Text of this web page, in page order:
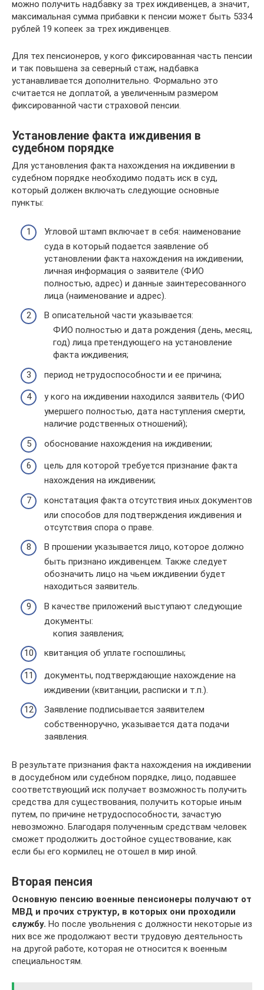
можно получить надбавку за трех иждивенцев, а значит,
максимальная сумма прибавки к пенсии может быть 5334
рублей 19 копеек за трех иждивенцев.
Для тех пенсионеров, у кого фиксированная часть пенсии
и так повышена за северный стаж, надбавка
устанавливается дополнительно. Формально это
считается не доплатой, а увеличенным размером
фиксированной части страховой пенсии.
Установление факта иждивения в
судебном порядке
Для установления факта нахождения на иждивении в
судебном порядке необходимо подать иск в суд,
который должен включать следующие основные
пункты:
Угловой штамп включает в себя: наименование
суда в который подается заявление об
установлении факта нахождения на иждивении,
личная информация о заявителе (ФИО
полностью, адрес) и данные заинтересованного
лица (наименование и адрес).
В описательной части указывается:
ФИО полностью и дата рождения (день, месяц,
год) лица претендующего на установление
факта иждивения;
период нетрудоспособности и ее причина;
у кого на иждивении находился заявитель (ФИО
умершего полностью, дата наступления смерти,
наличие родственных отношений);
обоснование нахождения на иждивении;
цель для которой требуется признание факта
нахождения на иждивении;
констатация факта отсутствия иных документов
или способов для подтверждения иждивения и
отсутствия спора о праве.
В прошении указывается лицо, которое должно
быть признано иждивенцем. Также следует
обозначить лицо на чьем иждивении будет
находиться заявитель.
В качестве приложений выступают следующие
документы:
копия заявления;
квитанция об уплате госпошлины;
документы, подтверждающие нахождение на
иждивении (квитанции, расписки и т.п.).
Заявление подписывается заявителем
собственноручно, указывается дата подачи
заявления.
В результате признания факта нахождения на иждивении
в досудебном или судебном порядке, лицо, подавшее
соответствующий иск получает возможность получить
средства для существования, получить которые иным
путем, по причине нетрудоспособности, зачастую
невозможно. Благодаря полученным средствам человек
сможет продолжить достойное существование, как
если бы его кормилец не отошел в мир иной.
Вторая пенсия
Основную пенсию военные пенсионеры получают от
МВД и прочих структур, в которых они проходили
службу. Но после увольнения с должности некоторые из
них все же продолжают вести трудовую деятельность
на другой работе, которая не относится к военным
специальностям.